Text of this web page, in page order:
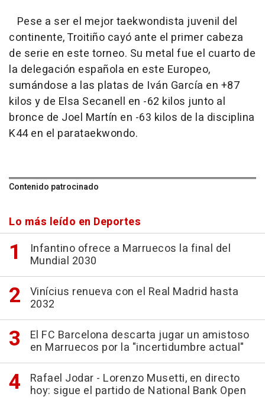
Pese a ser el mejor taekwondista juvenil del
continente, Troitiño cayó ante el primer cabeza
de serie en este torneo. Su metal fue el cuarto de
la delegación española en este Europeo,
sumándose a las platas de Iván García en +87
kilos y de Elsa Secanell en -62 kilos junto al
bronce de Joel Martín en -63 kilos de la disciplina
K44 en el parataekwondo.
Contenido patrocinado
Lo más leído en Deportes
Infantino ofrece a Marruecos la final del
Mundial 2030
Vinícius renueva con el Real Madrid hasta
2032
El FC Barcelona descarta jugar un amistoso
en Marruecos por la "incertidumbre actual"
Rafael Jodar - Lorenzo Musetti, en directo
hoy: sigue el partido de National Bank Open